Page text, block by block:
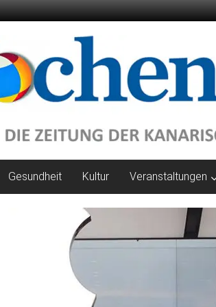
Gesundheit Kultur Veranstaltungen